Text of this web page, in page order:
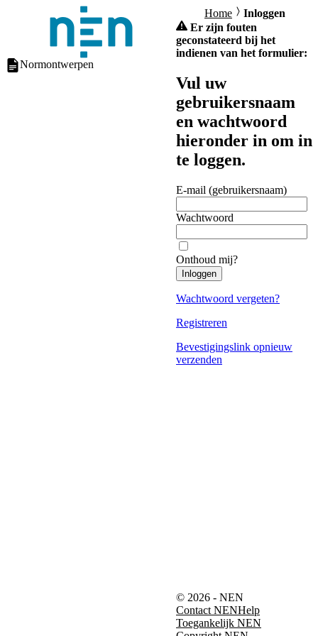
Normontwerpen
Home
Inloggen
Er zijn fouten
geconstateerd bij het
indienen van het formulier:
Vul uw
gebruikersnaam
en wachtwoord
hieronder in om in
te loggen.
E-mail (gebruikersnaam)
Wachtwoord
Onthoud mij?
Inloggen
Wachtwoord vergeten?
Registreren
Bevestigingslink opnieuw
verzenden
© 2026 - NEN
Contact NENHelp
Toegankelijk NEN